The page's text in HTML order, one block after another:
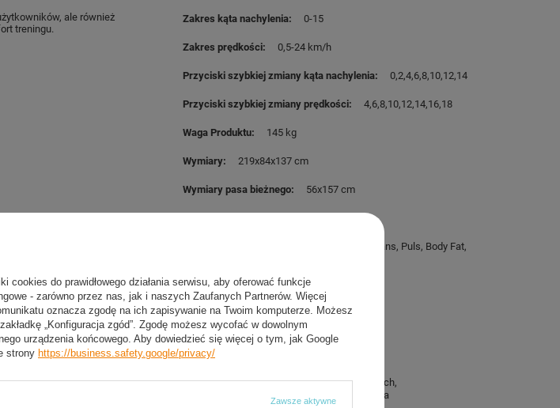
ale również
treningu.
Zakres kąta nachylenia 0-15
Zakres prędkości 0,5-24 km/h
Przyciski szybkiej zmiany kąta nachylenia 0,2,4,6,8,10,12,14
Przyciski szybkiej zmiany prędkości 4,6,8,10,12,14,16,18
Waga Produktu 145 kg
Wymiary 219x84x137 cm
Wymiary pasa bieżnego 56x157 cm
Dystans Puls Body Fat
Moc stała 3.0HP 2200W
Moc szczytowa 4.5HP 3300W
Inne Amortyzacja Sensory dotykowe
Obsługa aplikacji: Kinomap, DelighTech
Wejście USB
System bezpieczeństwa
do prawidłowego działania serwisu, aby oferować funkcje
- zarówno przez nas, jak i naszych Zaufanych Partnerów. Więcej
oznacza zgodę na ich zapisywanie na Twoim komputerze. Możesz
„Konfiguracja zgód”. Zgodę możesz wycofać w dowolnym
urządzenia końcowego. Aby dowiedzieć się więcej o tym, jak Google
strony https://business.safety.google/privacy/
Zawsze aktywne